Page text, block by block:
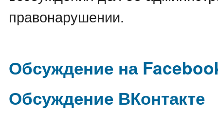
правонарушении.
Обсуждение на
Обсуждение ВКонтакте